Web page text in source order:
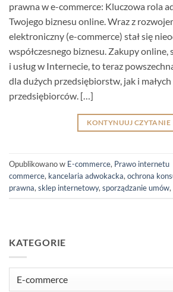
prawna w e-commerce: Kluczowa rola
Twojego biznesu online. Wraz z
elektroniczny (e-commerce) stał się
współczesnego biznesu. Zakupy
i usług w Internecie, to teraz
dla dużych przedsiębiorstw, jak i
przedsiębiorców. […]
KONTYNUUJ CZYTANIE
Opublikowano w E-commerce, Prawo internetu
commerce, kancelaria adwokacka, ochrona
prawna, sklep internetowy, sporządzanie umów,
KATEGORIE